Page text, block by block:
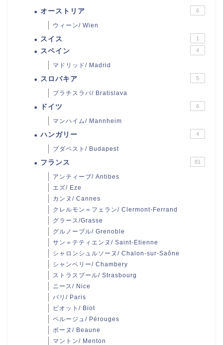
オーストリア 6
ウィーン/ Wien
スイス 1
スペイン 4
マドリッド/ Madrid
スロバキア 5
ブラチスラバ/ Bratislava
ドイツ 6
マンハイム/ Mannheim
ハンガリー 4
ブダペスト/ Budapest
フランス 81
アンティーブ/ Antibes
エズ/ Eze
カンヌ/ Cannes
クレルモン＝フェラン/ Clermont-Ferrand
グラース/Grasse
グルノーブル/ Grenoble
サン＝テティエンヌ/ Saint-Etienne
シャロンシュルソーヌ/ Chalon-sur-Saône
シャンベリー/ Chambery
ストラスブール/ Strasbourg
ニース/ Nice
パリ/ Paris
ビオット/ Biot
ペルージュ/ Pérouges
ボーヌ/ Beaune
マントン/ Menton